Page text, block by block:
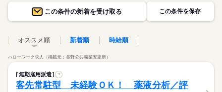
この条件の新着を受け取る この条件を保存
オススメ順 新着順 時給順
ハローワーク求人（掲載元：長野公共職業安定所）
無期雇用派遣 ?
客先常駐型 未経験ＯＫ！ 薬液分析／評